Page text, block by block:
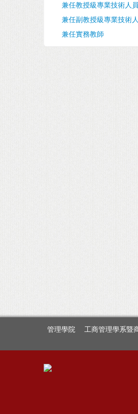
兼任教授級專業技術人員
兼任副教授級專業技術
兼任實務教師
管理學院 工商管理學系暨